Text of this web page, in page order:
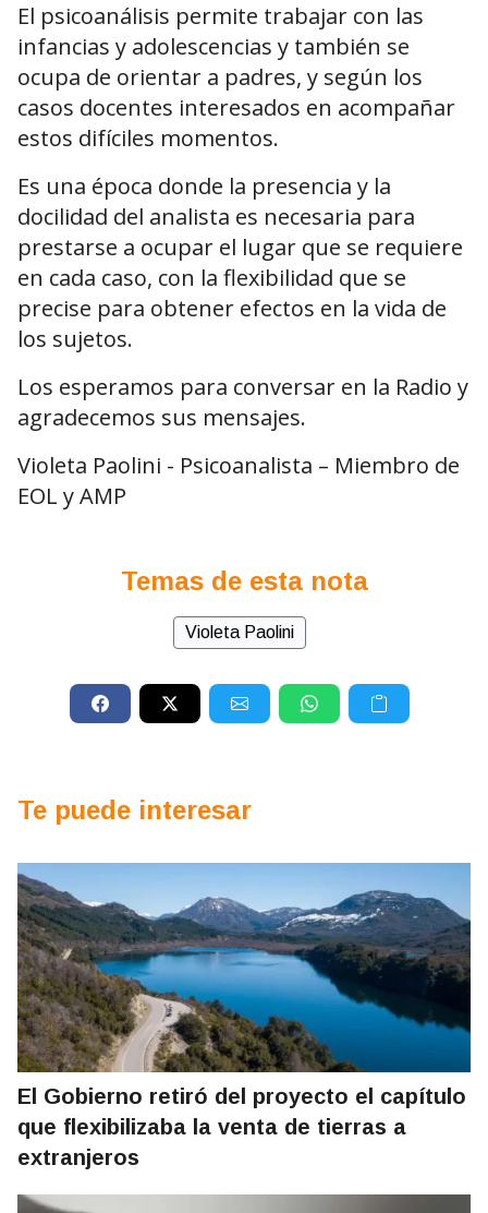
El psicoanálisis permite trabajar con las
infancias y adolescencias y también se
ocupa de orientar a padres, y según los
casos docentes interesados en acompañar
estos difíciles momentos.
Es una época donde la presencia y la
docilidad del analista es necesaria para
prestarse a ocupar el lugar que se requiere
en cada caso, con la flexibilidad que se
precise para obtener efectos en la vida de
los sujetos.
Los esperamos para conversar en la Radio y
agradecemos sus mensajes.
Violeta Paolini - Psicoanalista – Miembro de
EOL y AMP
Temas de esta nota
Violeta Paolini
Te puede interesar
El Gobierno retiró del proyecto el capítulo
que flexibilizaba la venta de tierras a
extranjeros